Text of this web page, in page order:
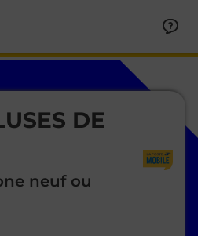
DE
neuf ou
onglet